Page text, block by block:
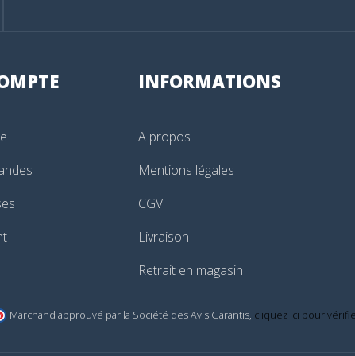
INFORMATIONS
A propos
Mentions légales
CGV
Livraison
Retrait en magasin
Marchand approuvé par la Société des Avis Garantis, cliquez ici pour